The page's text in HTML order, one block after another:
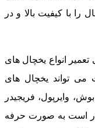
با کیفیت بالا و در
انواع یخچال های
تواند یخچال های
وایرپول، فریجیدر
است به صورت حرفه